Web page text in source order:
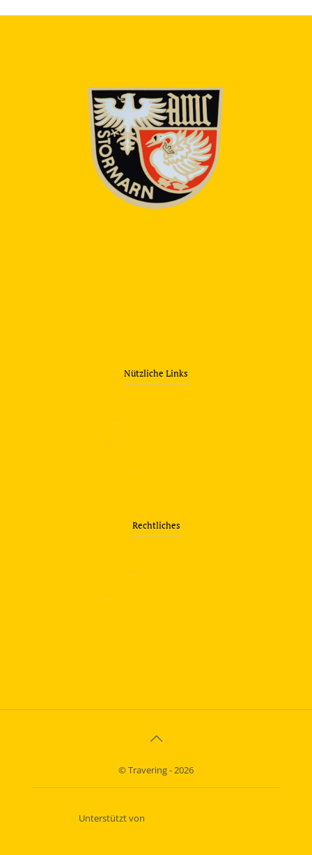
Nützliche Links
—
—
—
Rechtliches
—
—
© Travering - 2026
Unterstützt von